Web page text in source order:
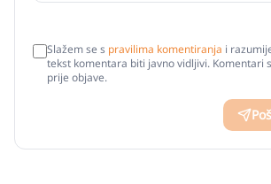
Slažem se s pravilima komentiranja i
tekst komentara biti javno vidljivi. Komentari
prije objave.